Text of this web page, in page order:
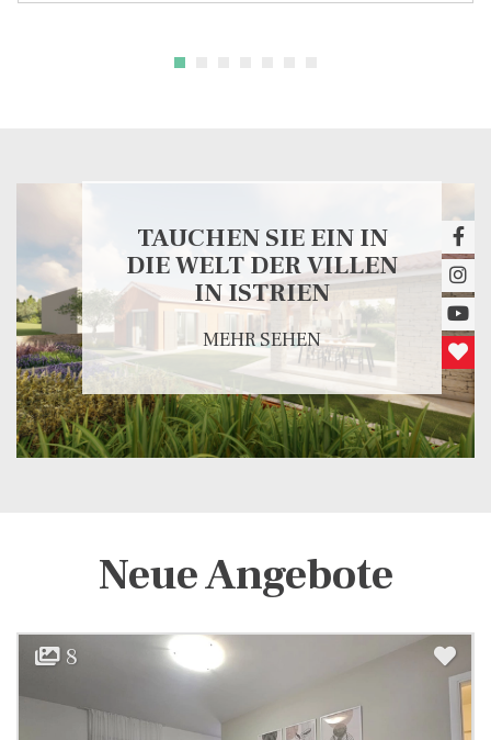
TAUCHEN SIE EIN IN
DIE WELT DER VILLEN
IN ISTRIEN
MEHR SEHEN
Neue Angebote
8